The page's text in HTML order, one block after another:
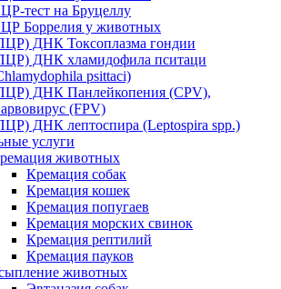
тест на Бруцеллу
Боррелия у животных
ДНК Токсоплазма гондии
ДНК хламидофила пситаци
psittaci)
ДНК Панлейкопения (CPV),
(FPV)
ДНК лептоспира (Leptospira spp.)
услуги
животных
Кремация собак
Кремация кошек
Кремация попугаев
Кремация морских свинок
Кремация рептилий
Кремация пауков
животных